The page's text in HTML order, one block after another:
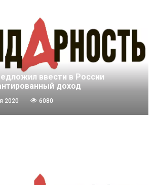
ввести в России
доход
2020 6080